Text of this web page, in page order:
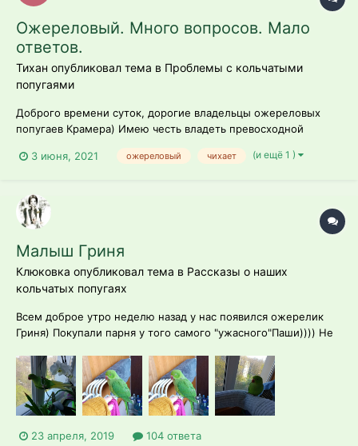
Ожереловый. Много вопросов. Мало
ответов.
Тихан опубликовал тема в Проблемы с кольчатыми
попугаями
Доброго времени суток, дорогие владельцы ожереловых
попугаев Крамера) Имею честь владеть превосходной
(2-3 года короче ему). Есть несколько вопросов и проблем.
может начать чихать ка...
3 июня, 2021 ожереловый чихает (и ещё 1 )
Малыш Гриня
Клюковка опубликовал тема в Рассказы о наших
кольчатых попугаях
Всем доброе утро неделю назад у нас появился ожерелик
Гриня) Покупали парня у того самого "ужасного"Паши)))) Не
есть(хотя и положительные тоже),но мне он понравился и
птицы его тоже. Магазин чистый,птицы ухоженные. В
общении очень приятный,да,может з...
23 апреля, 2019 104 ответа